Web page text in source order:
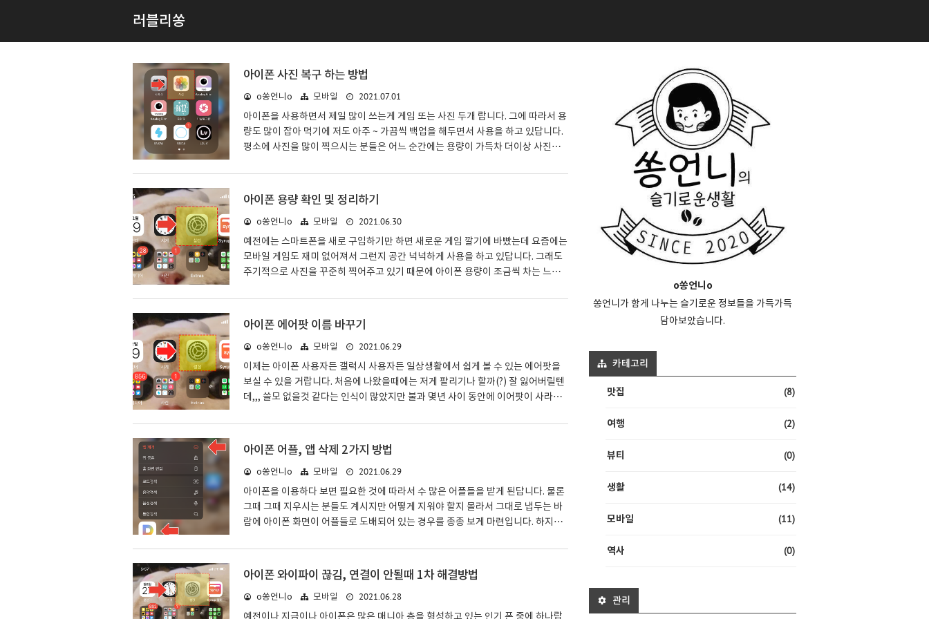
러블리쏭
아이폰 사진 복구 하는 방법
o쏭언니o 모바일
2021.07.01
아이폰을 사용하면서 제일 많이 쓰는게 게임 또는 사진 두개 랍니다. 그에 따라서 용
량도 많이 잡아 먹기에 저도 아주 ~ 가끔씩 백업을 해두면서 사용을 하고 있답니다.
평소에 사진을 많이 찍으시는 분들은 어느 순간에는 용량이 가득차 더이상 사진을
하게 되죠. 그런데 문제는 실수든 아니든 간에 아이폰 사진들을 삭제하다가 덩달아
다른 사진들도 삭제 했을 경우 다시 사진 복구를 해야하는데 어떻게 해야할지 망설
이시는 분들이 계실 겁니다. 간단하게 삭제한 아이폰 사진 복구하는 방법에 대해서
설명드리도록 하겠습니다. 보통 설정으로 들어간다고 생각하실 수도 있는데 그렇지
않고 사진(갤러리) 폴더로 들어가 줍니다. 그러면 사진 보관함에 있는..
아이폰 용량 확인 및 정리하기
o쏭언니o 모바일
2021.06.30
예전에는 스마트폰을 새로 구입하기만 하면 새로운 게임 깔기에 바빴는데 요즘에는
모바일 게임도 재미 없어져서 그런지 공간 넉넉하게 사용을 하고 있답니다. 그래도
주기적으로 사진을 꾸준히 찍어주고 있기 때문에 아이폰 용량이 조금씩 차는 느낌
폰 용량이 꽉찬 상태로 계속 사용하게 되면 어느 순간에는 갑자기 무한로딩, 무한부
팅이 되버려 이를 고치려고 하다가 사진과 연락처들을 한번에 다 잃을 수도 있답니
다. 그렇기에 기존에 아이폰을 사용하시면서 한번씩 용량 확인을 해주면서 관리를
해주셔야 하는데 그 방법에 대해서 간략하게 설명을 드리도록 하겠습니다. 용량 확
인을 하기 위해서 설정탭에 먼저 접속해 준답니다. 일반탭에 들어가신 후 화면 중
간..
아이폰 에어팟 이름 바꾸기
o쏭언니o 모바일
2021.06.29
이제는 아이폰 사용자든 갤럭시 사용자든 일상생활에서 쉽게 볼 수 있는 에어팟을
보실 수 있을 거랍니다. 처음에 나왔을때에는 저게 팔리기나 할까(?) 잘 잃어버릴텐
데,,, 쓸모 없을것 같다는 인식이 많았지만 불과 몇년 사이 동안에 이어팟이 사라지
었답니다. 여러 버전이 지속적으로 업그레이드 나오면서 이제는 끊이 있는 이어팟
을 보기도 힘들죠. 아무튼 이렇게 에어팟을 사용하다보면 프로필처럼 뭔가를 바꾸
고 싶어하시는 분들이 계실건데 에어팟 이름 바꾸기도 가능해서 여러분들이 원하는
닉네임으로 에어팟 명을 지정할 수 있으니 따라하시면 되겠습니다. 에어팟을 설정
하기 위해서는 연결되어 있는 아이폰 설정에서 이름을 바꿀 수가 있답니다. 에어팟
은 ..
아이폰 어플, 앱 삭제 2가지 방법
o쏭언니o 모바일
2021.06.29
아이폰을 이용하다 보면 필요한 것에 따라서 수 많은 어플들을 받게 된답니다. 물론
그때 그때 지우시는 분들도 계시지만 어떻게 지워야 할지 몰라서 그대로 냅두는 바
람에 아이폰 화면이 어플들로 도배되어 있는 경우를 종종 보게 마련입니다. 하지만
속 돌아가는 어플들도 많기 때문에 사용하지 않는 어플, 앱 들은 삭제해 주어야 하는
데 이때 2가지 방법으로 어플, 앱을 삭제하는 방법에 대해서 설명드리도록 하겠습
니다. 우선 첫번째 방법으로는 아이폰 바탕화면에 깔려 있는 어플 앱 중에서 삭제하
려는 것을 1초간 누르게 되면 해당 어플에 대한 설정이 뜨고 맨 위에는 앱 삭제 버튼
이 뜨는데 저걸로 삭제를 해주시면 된답니다. 그리고 삭제하시려는 앱을..
아이폰 와이파이 끊김, 연결이 안될때 1차 해결방법
o쏭언니o 모바일
2021.06.28
o쏭언니o
쏭언니가 함게 나누는 슬기로운 정보들을 가득가득
담아보았습니다.
카테고리
맛집 (8)
여행 (2)
뷰티 (0)
생활 (14)
모바일 (11)
역사 (0)
관리